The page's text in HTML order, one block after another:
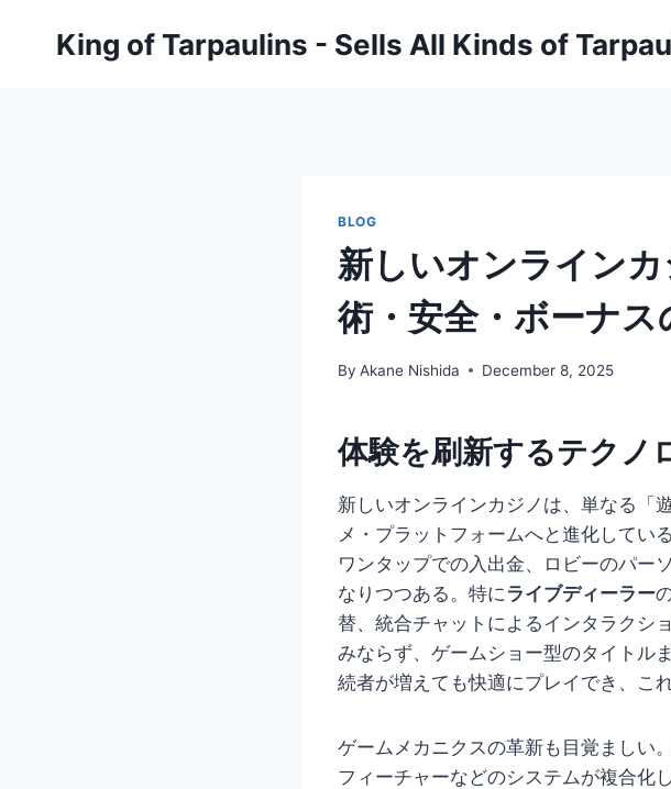
King of Tarpaulins - Sells All Kinds of
BLOG
新しいオンライン
術・安全・ボーナス
By Akane Nishida December 8, 2025
体験を刷新するテクノ
新しいオンラインカジノは、単なる「
メ・プラットフォームへと進化してい
ワンタップでの入出金、ロビーのパー
なりつつある。特にライブディーラー
替、統合チャットによるインタラクシ
みならず、ゲームショー型のタイトル
続者が増えても快適にプレイでき、こ
ゲームメカニクスの革新も目覚ましい
フィーチャーなどのシステムが複合化